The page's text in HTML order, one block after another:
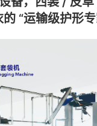
的 “运输级护形专